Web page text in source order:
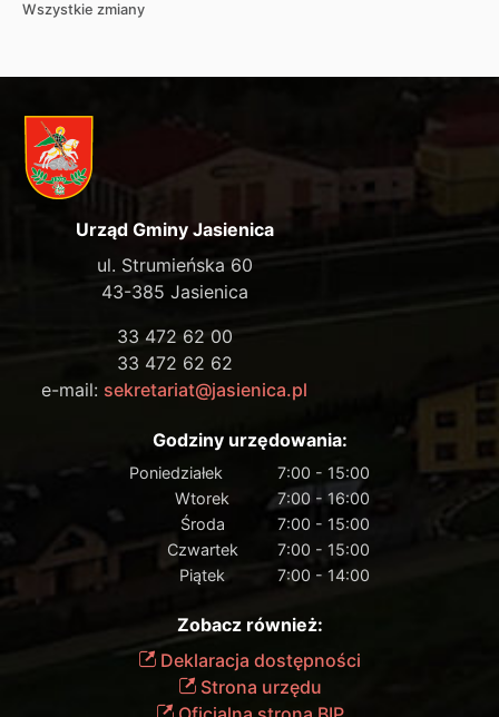
Wszystkie zmiany
Urząd Gminy Jasienica
ul. Strumieńska 60
43-385 Jasienica
33 472 62 00
33 472 62 62
e-mail: sekretariat@jasienica.pl
Godziny urzędowania:
Poniedziałek
7:00 - 15:00
Wtorek
7:00 - 16:00
Środa
7:00 - 15:00
Czwartek
7:00 - 15:00
Piątek
7:00 - 14:00
Zobacz również:
Deklaracja dostępności
Strona urzędu